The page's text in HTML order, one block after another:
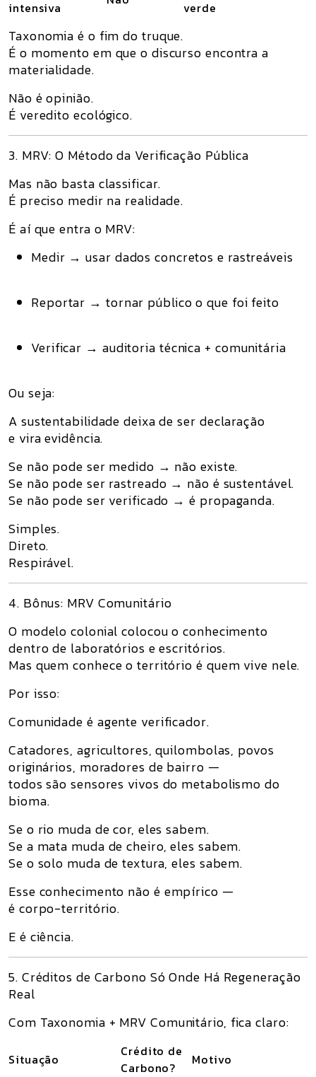
intensiva verde
Taxonomia é o fim do truque.
É o momento em que o discurso encontra a
materialidade.
Não é opinião.
É veredito ecológico.
3. MRV: O Método da Verificação Pública
Mas não basta classificar.
É preciso medir na realidade.
É aí que entra o MRV:
Medir → usar dados concretos e rastreáveis
Reportar → tornar público o que foi feito
Verificar → auditoria técnica + comunitária
Ou seja:
A sustentabilidade deixa de ser declaração
e viraevidência.
Se não pode ser medido → não existe.
Se não pode ser rastreado → não é sustentável.
Se não pode ser verificado → é propaganda.
Simples.
Direto.
Respirável.
4. Bônus: MRV Comunitário
O modelo colonial colocou o conhecimento
dentro de laboratórios e escritórios.
Mas quem conhece o território é quem vive nele.
Por isso:
Comunidade é agente verificador.
Catadores, agricultores, quilombolas, povos
originários, moradores de bairro —
todos sãosensores vivos do metabolismo do
bioma.
Se o rio muda de cor, eles sabem.
Se a mata muda de cheiro, eles sabem.
Se o solo muda de textura, eles sabem.
Esse conhecimento não é empírico —
é corpo-território.
E é ciência.
5. Créditos de Carbono Só Onde Há Regeneração
Real
Com Taxonomia + MRV Comunitário, fica claro:
Situação
Crédito de
Carbono?
Motivo